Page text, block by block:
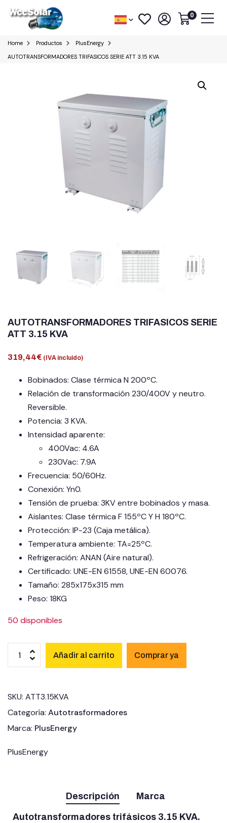
0
Home Productos
PlusEnergy
AUTOTRANSFORMADORES TRIFASICOS SERIE ATT 3.15 KVA
AUTOTRANSFORMADORES TRIFASICOS SERIE
ATT 3.15 KVA
319,44€ (IVA incluido)
Bobinados: Clase térmica N 200ºC.
Relación de transformación 230/400V y neutro.
Reversible.
Potencia: 3 KVA.
Intensidad aparente:
400Vac: 4.6A
230Vac: 7.9A
Frecuencia: 50/60Hz.
Conexión: Yn0.
Tensión de prueba: 3KV entre bobinados y masa.
Aislantes: Clase térmica F 155ºC Y H 180ºC.
Protección: IP-23 (Caja metálica).
Temperatura ambiente: TA=25ºC.
Refrigeración: ANAN (Aire natural).
Certificado: UNE-EN 61558, UNE-EN 60076.
Tamaño: 285x175x315 mm
Peso: 18KG
50 disponibles
Añadir al carrito
SKU: ATT3.15KVA
Categoría: Autotrasformadores
Marca: PlusEnergy
PlusEnergy
Descripción Marca
Autotransformadores trifásicos 3.15 KVA.